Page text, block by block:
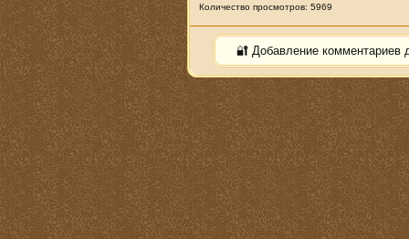
Количество просмотров: 5969
🔐 Добавление комментариев